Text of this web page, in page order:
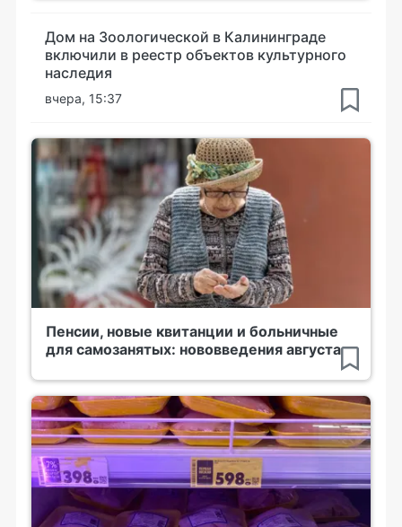
Дом на Зоологической в Калининграде
включили в реестр объектов культурного
наследия
вчера, 15:37
Пенсии, новые квитанции и больничные
для самозанятых: нововведения августа